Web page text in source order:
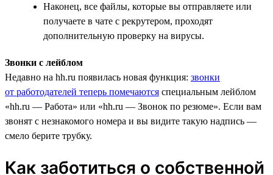
Наконец, все файлы, которые вы отправляете или
получаете в чате с рекрутером, проходят
дополнительную проверку на вирусы.
Звонки с лейблом
Недавно на hh.ru появилась новая функция: звонки
от работодателей теперь помечаются специальным лейблом
«hh.ru — Работа» или «hh.ru — Звонок по резюме». Если вам
звонят с незнакомого номера и вы видите такую надпись —
смело берите трубку.
Как заботиться о собственной